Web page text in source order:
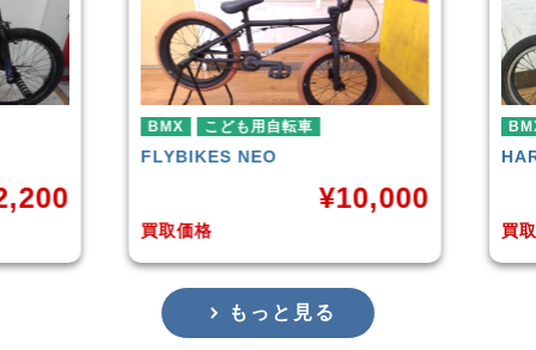
¥10,000
BMX
HARODOWNTOWN
買取価格
¥4,225
もっと見る